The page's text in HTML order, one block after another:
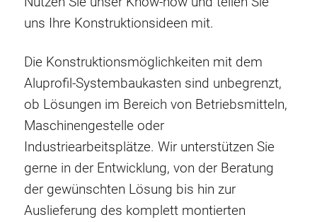
uns Ihre Konstruktionsideen mit.
Die Konstruktionsmöglichkeiten mit dem
Aluprofil-Systembaukasten sind unbegrenzt,
ob Lösungen im Bereich von Betriebsmitteln,
Maschinengestelle oder
Industriearbeitsplätze. Wir unterstützen Sie
gerne in der Entwicklung, von der Beratung
der gewünschten Lösung bis hin zur
Auslieferung des komplett montierten